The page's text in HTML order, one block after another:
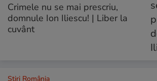
Crimele nu se mai prescriu,
domnule Ion Iliescu! | Liber la
cuvânt
Știri România